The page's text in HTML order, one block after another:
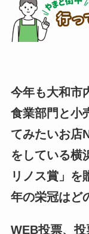
今年も大和市
食業部門と小
てみたいお店
をしている横
リノス賞」を
年の栄冠はど
WEB投票、